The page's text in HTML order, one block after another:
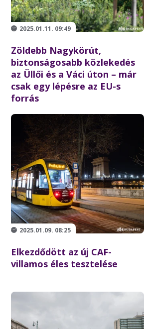
2025.01.11. 09:49
Zöldebb Nagykörút,
biztonságosabb közlekedés
az Üllői és a Váci úton – már
csak egy lépésre az EU-s
forrás
2025.01.09. 08:25
Elkezdődött az új CAF-
villamos éles tesztelése